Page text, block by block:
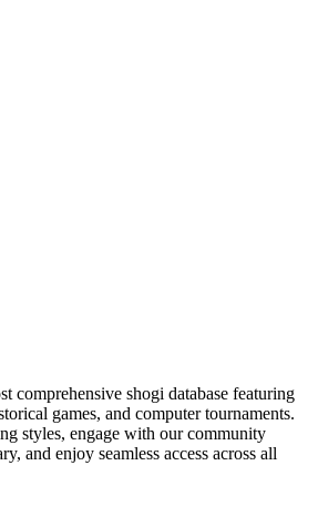
comprehensive shogi database featuring
games, and computer tournaments.
styles, engage with our community
and enjoy seamless access across all